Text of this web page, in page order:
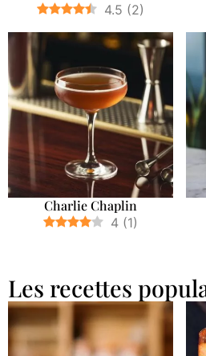
4.5 (2)
Charlie Chaplin
4 (1)
Les recettes